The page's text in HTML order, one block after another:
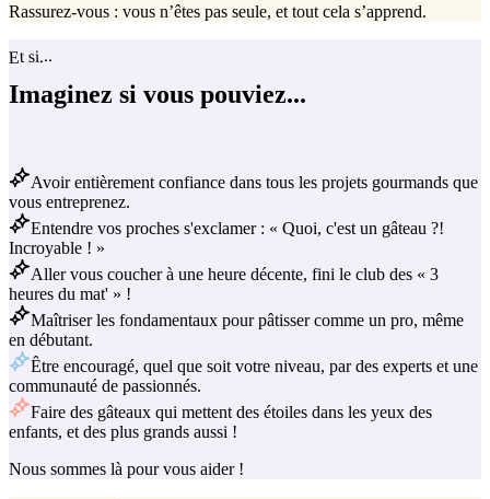
Rassurez-vous : vous n’êtes pas seule, et tout cela s’apprend.
Et si...
Imaginez si vous pouviez...
Avoir entièrement confiance dans tous les projets gourmands que
vous entreprenez.
Entendre vos proches s'exclamer : « Quoi, c'est un gâteau ?!
Incroyable ! »
Aller vous coucher à une heure décente, fini le club des « 3
heures du mat' » !
Maîtriser les fondamentaux pour pâtisser comme un pro, même
en débutant.
Être encouragé, quel que soit votre niveau, par des experts et une
communauté de passionnés.
Faire des gâteaux qui mettent des étoiles dans les yeux des
enfants, et des plus grands aussi !
Nous sommes là pour vous aider !